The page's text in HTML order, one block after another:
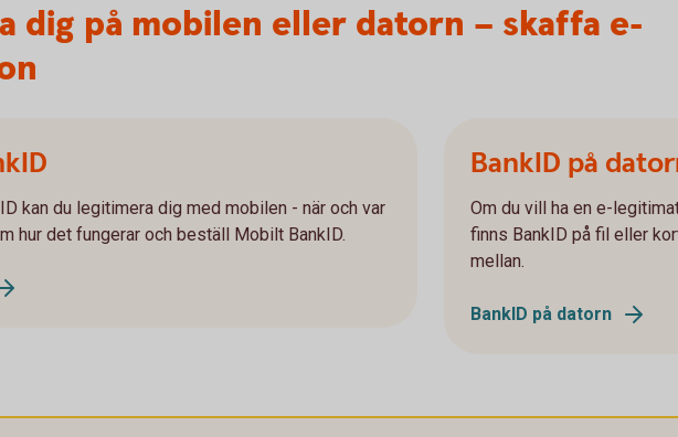
dig på mobilen eller datorn – skaffa e-
kan du legitimera dig med mobilen - när och var
hur det fungerar och beställ Mobilt BankID.
BankID på
Om du vill ha en e-
finns BankID på fil eller
mellan.
BankID på datorn